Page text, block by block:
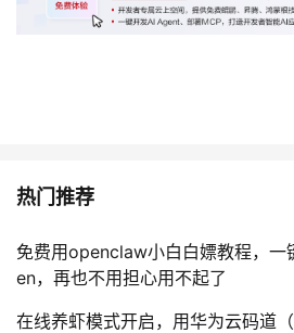
热门推荐
免费用openclaw小白白嫖教程，
en，再也不用担心用不起了
在线养虾模式开启，用华为云码道